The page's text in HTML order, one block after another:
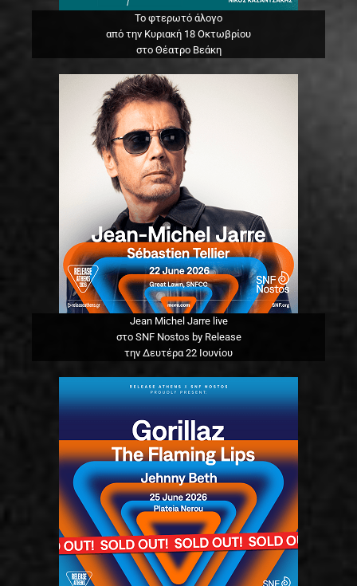
Το φτερωτό άλογο
από την Κυριακή 18 Οκτωβρίου
στο Θέατρο Βεάκη
Jean Michel Jarre live
στο SNF Nostos by Release
την Δευτέρα 22 Ιουνίου